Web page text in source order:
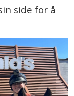
side for å